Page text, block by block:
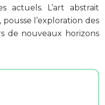
actuels. L’art abstrait
l’exploration des
de nouveaux horizons